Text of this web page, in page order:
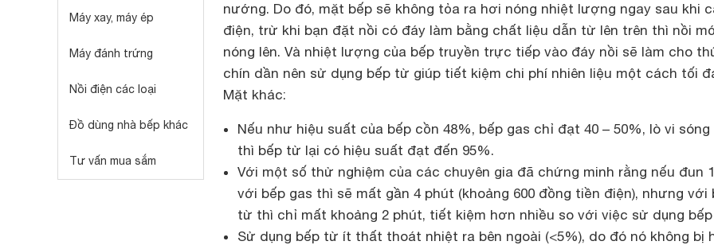
Máy xay, máy ép
Máy đánh trứng
Nồi điện các loại
Đồ dùng nhà bếp khác
Tư vấn mua sắm
nướng. Do đó, mặt bếp sẽ không tỏa ra hơi nóng nhiệt lượng ngay sau khi
điện, trừ khi bạn đặt nồi có đáy làm bằng chất liệu dẫn từ lên trên thì nồi
nóng lên. Và nhiệt lượng của bếp truyền trực tiếp vào đáy nồi sẽ làm cho
chín dần nên sử dụng bếp từ giúp tiết kiệm chi phí nhiên liệu một cách tối
Mặt khác:
Nếu như hiệu suất của bếp cồn 48%, bếp gas chỉ đạt 40 – 50%, lò vi sóng
thì bếp từ lại có hiệu suất đạt đến 95%.
Với một số thử nghiệm của các chuyên gia đã chứng minh rằng nếu đun
với bếp gas thì sẽ mất gần 4 phút (khoảng 600 đồng tiền điện), nhưng với
từ thì chỉ mất khoảng 2 phút, tiết kiệm hơn nhiều so với việc sử dụng bếp
Sử dụng bếp từ ít thất thoát nhiệt ra bên ngoài (<5%), do đó nó không bị